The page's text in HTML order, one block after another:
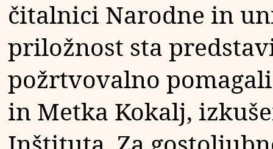
čitalnici Narodne in
priložnost sta
požrtvovalno
in Metka Kokalj,